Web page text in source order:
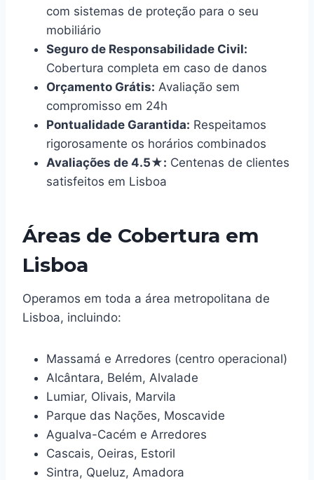
com sistemas de proteção para o seu
mobiliário
Seguro de Responsabilidade Civil:
Cobertura completa em caso de danos
Orçamento Grátis: Avaliação sem
compromisso em 24h
Pontualidade Garantida: Respeitamos
rigorosamente os horários combinados
Avaliações de 4.5★: Centenas de clientes
satisfeitos em Lisboa
Áreas de Cobertura em
Lisboa
Operamos em toda a área metropolitana de
Lisboa, incluindo:
Massamá e Arredores (centro operacional)
Alcântara, Belém, Alvalade
Lumiar, Olivais, Marvila
Parque das Nações, Moscavide
Agualva-Cacém e Arredores
Cascais, Oeiras, Estoril
Sintra, Queluz, Amadora